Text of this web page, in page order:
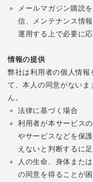
メールマガジン購読
信、メンテナンス情
運用する上で必要に
情報の提供
弊社は利用者の個人情
て、本人の同意がない
ん。
法律に基づく場合
利用者が本サービス
やサービスなどを保
えないと判断するに
人の生命、身体また
の同意を得ることが